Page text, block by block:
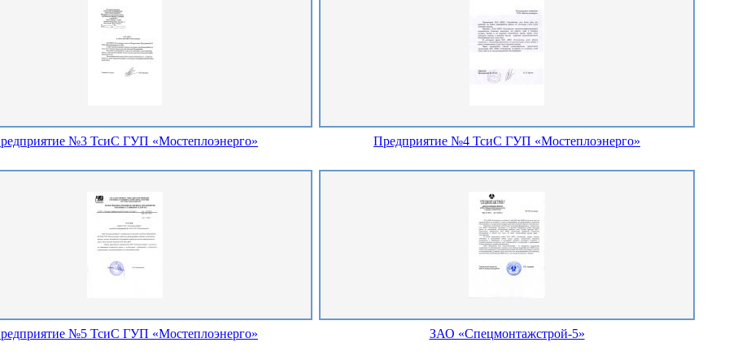
№3 ТсиС ГУП «Мостеплоэнерго» Предприятие №4 ТсиС ГУП «Мостеплоэнерго»
№5 ТсиС ГУП «Мостеплоэнерго» ЗАО «Спецмонтажстрой-5»